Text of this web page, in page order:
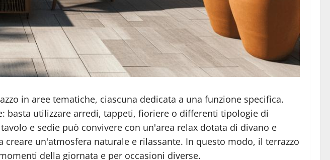
in aree tematiche, ciascuna dedicata a una funzione specifica.
basta utilizzare arredi, tappeti, fioriere o differenti tipologie di
e sedie può convivere con un'area relax dotata di divano e
un'atmosfera naturale e rilassante. In questo modo, il terrazzo
della giornata e per occasioni diverse.